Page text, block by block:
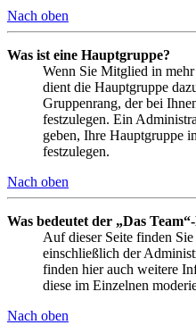
Nach oben
Was ist eine Hauptgruppe?
Wenn Sie Mitglied in
dient die Hauptgruppe
Gruppenrang, der bei
festzulegen. Ein
geben, Ihre Hauptgruppe
festzulegen.
Nach oben
Was bedeutet der „Das
Auf dieser Seite finden
einschließlich der
finden hier auch weitere
diese im Einzelnen
Nach oben